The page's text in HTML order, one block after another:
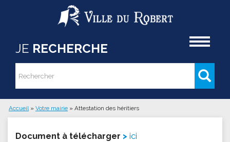
Aller au contenu principal
JE RECHERCHE
Formulaire de recherche
Rechercher
Vous êtes ici
Accueil » Votre mairie » Attestation des héritiers
Document à télécharger
ici